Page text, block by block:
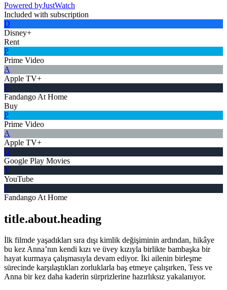
Powered byJustWatch
Included with subscription
D
Disney+
Rent
P
Prime Video
A
Apple TV+
F
Fandango At Home
Buy
P
Prime Video
A
Apple TV+
G
Google Play Movies
Y
YouTube
F
Fandango At Home
title.about.heading
İlk filmde yaşadıkları sıra dışı kimlik değişiminin ardından, hikâye
bu kez Anna’nın kendi kızı ve üvey kızıyla birlikte bambaşka bir
hayat kurmaya çalışmasıyla devam ediyor. İki ailenin birleşme
sürecinde karşılaştıkları zorluklarla baş etmeye çalışırken, Tess ve
Anna bir kez daha kaderin sürprizlerine hazırlıksız yakalanıyor.